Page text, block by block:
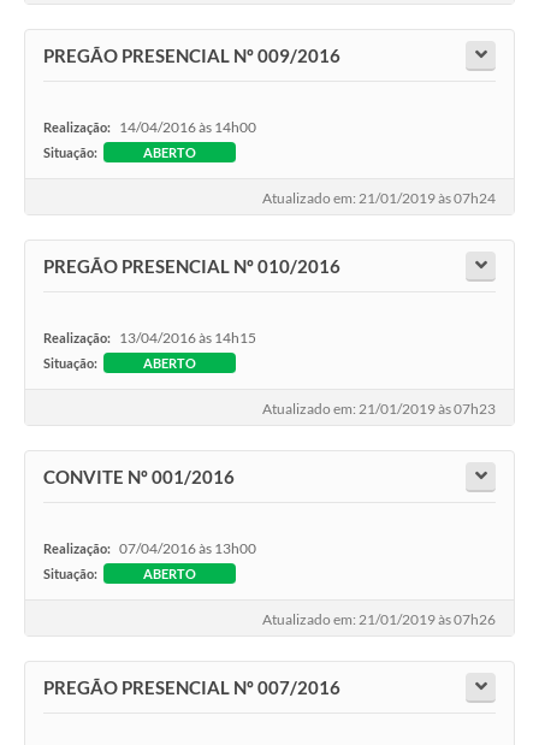
PREGÃO PRESENCIAL Nº 009/2016
Realização: 14/04/2016 às 14h00
Situação: ABERTO
Atualizado em: 21/01/2019 às 07h24
PREGÃO PRESENCIAL Nº 010/2016
Realização: 13/04/2016 às 14h15
Situação: ABERTO
Atualizado em: 21/01/2019 às 07h23
CONVITE Nº 001/2016
Realização: 07/04/2016 às 13h00
Situação: ABERTO
Atualizado em: 21/01/2019 às 07h26
PREGÃO PRESENCIAL Nº 007/2016